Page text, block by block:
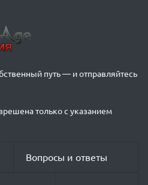
путь — и отправляйтесь
только с указанием
Вопросы и ответы